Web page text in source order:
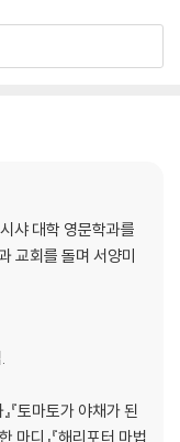
샤 대학 영문학과를
교회를 돌며 서양미
『토마토가 야채가 된
마디』『해리포터 마법